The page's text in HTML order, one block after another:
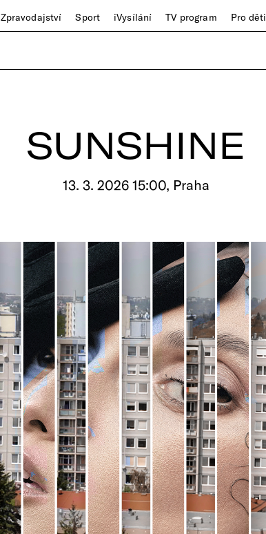
Zpravodajství Sport iVysílání TV program Pro děti
SUNSHINE
13. 3. 2026 15:00, Praha